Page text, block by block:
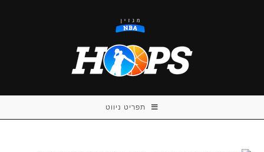
תפריט ניווט